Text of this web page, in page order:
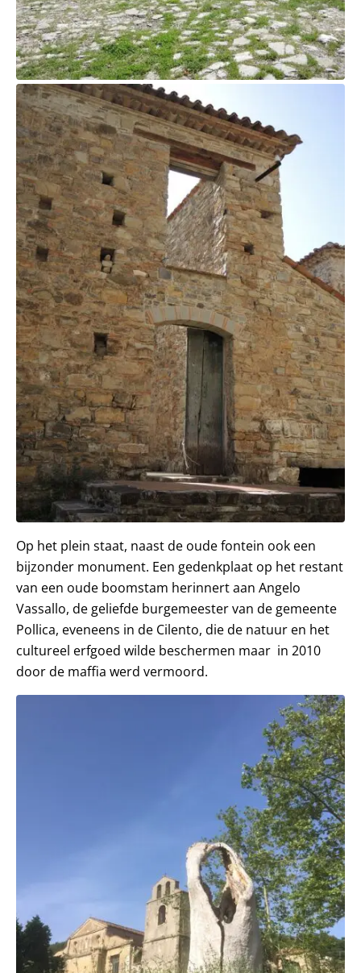
Op het plein staat, naast de oude fontein ook een
bijzonder monument. Een gedenkplaat op het restant
van een oude boomstam herinnert aan Angelo
Vassallo, de geliefde burgemeester van de gemeente
Pollica, eveneens in de Cilento, die de natuur en het
cultureel erfgoed wilde beschermen maar in 2010
door de maffia werd vermoord.